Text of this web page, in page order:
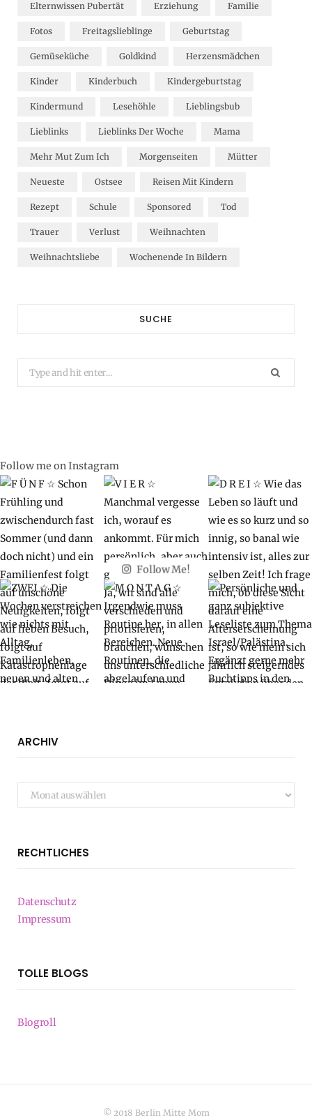
Elternwissen Pubertät Erziehung Familie
Fotos Freitagslieblinge Geburtstag
Gemüseküche Goldkind Herzensmädchen
Kinder Kinderbuch Kindergeburtstag
Kindermund Lesehöhle Lieblingsbub
Lieblinks Lieblinks Der Woche Mama
Mehr Mut Zum Ich Morgenseiten Mütter
Neueste Ostsee Reisen Mit Kindern
Rezept Schule Sponsored Tod
Trauer Verlust Weihnachten
Weihnachtsliebe Wochenende In Bildern
SUCHE
Search
for:
Follow me on Instagram
Follow Me!
ARCHIV
Archiv
RECHTLICHES
Datenschutz
Impressum
TOLLE BLOGS
Blogroll
© 2018 Berlin Mitte Mom